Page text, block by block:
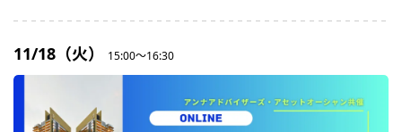
11/18（火） 15:00～16:30